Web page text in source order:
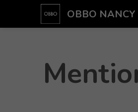
OBBO NANCY